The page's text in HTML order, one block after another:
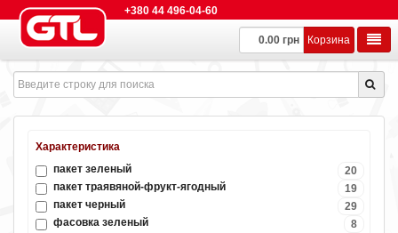
+380 44 496-04-60
0.00 грн Корзина
Характеристика
20
пакет зеленый
19
пакет траявяной-фрукт-ягодный
29
пакет черный
8
фасовка зеленый